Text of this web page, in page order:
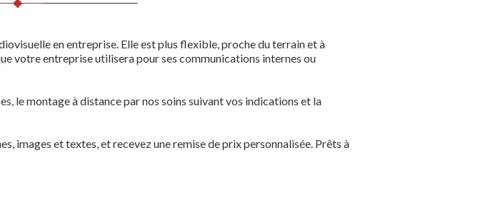
en entreprise. Elle est plus flexible, proche du terrain et à
votre entreprise utilisera pour ses communications internes ou
le montage à distance par nos soins suivant vos indications et la
images et textes, et recevez une remise de prix personnalisée. Prêts à